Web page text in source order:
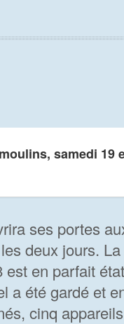
samedi 19
ses portes
deux jours.
en parfait
a été gardé et
cinq